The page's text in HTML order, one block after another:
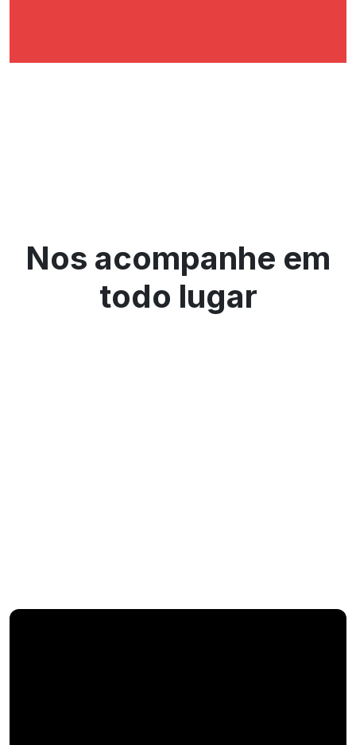
Nos acompanhe em
todo lugar